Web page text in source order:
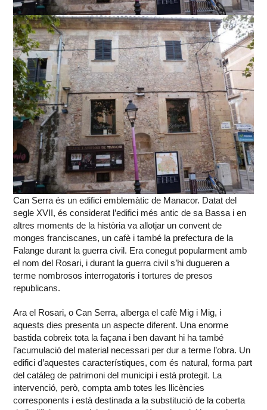
Can Serra és un edifici emblemàtic de Manacor. Datat del
segle XVII, és considerat l’edifici més antic de sa Bassa i en
altres moments de la història va allotjar un convent de
monges franciscanes, un cafè i també la prefectura de la
Falange durant la guerra civil. Era conegut popularment amb
el nom del Rosari, i durant la guerra civil s’hi dugueren a
terme nombrosos interrogatoris i tortures de presos
republicans.
Ara el Rosari, o Can Serra, alberga el cafè Mig i Mig, i
aquests dies presenta un aspecte diferent. Una enorme
bastida cobreix tota la façana i ben davant hi ha també
l’acumulació del material necessari per dur a terme l’obra. Un
edifici d’aquestes característiques, com és natural, forma part
del catàleg de patrimoni del municipi i està protegit. La
intervenció, però, compta amb totes les llicències
corresponents i està destinada a la substitució de la coberta